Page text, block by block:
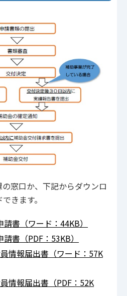
窓口か、下記からダウンロ
きます。
請書（ワード：44KB）
書（PDF：53KB）
情報届出書（ワード：57K
情報届出書（PDF：52K